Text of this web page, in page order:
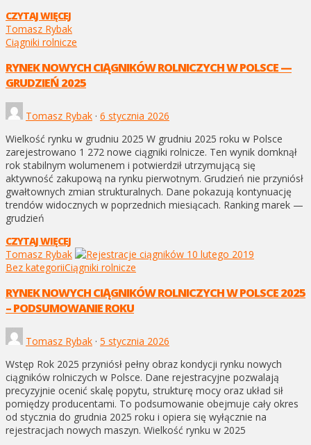
CZYTAJ WIĘCEJ
Tomasz Rybak
Ciągniki rolnicze
RYNEK NOWYCH CIĄGNIKÓW ROLNICZYCH W POLSCE —
GRUDZIEŃ 2025
Tomasz Rybak · 6 stycznia 2026
Wielkość rynku w grudniu 2025 W grudniu 2025 roku w Polsce
zarejestrowano 1 272 nowe ciągniki rolnicze. Ten wynik domknął
rok stabilnym wolumenem i potwierdził utrzymującą się
aktywność zakupową na rynku pierwotnym. Grudzień nie przyniósł
gwałtownych zmian strukturalnych. Dane pokazują kontynuację
trendów widocznych w poprzednich miesiącach. Ranking marek —
grudzień
CZYTAJ WIĘCEJ
Tomasz Rybak
Bez kategoriiCiągniki rolnicze
RYNEK NOWYCH CIĄGNIKÓW ROLNICZYCH W POLSCE 2025
– PODSUMOWANIE ROKU
Tomasz Rybak · 5 stycznia 2026
Wstęp Rok 2025 przyniósł pełny obraz kondycji rynku nowych
ciągników rolniczych w Polsce. Dane rejestracyjne pozwalają
precyzyjnie ocenić skalę popytu, strukturę mocy oraz układ sił
pomiędzy producentami. To podsumowanie obejmuje cały okres
od stycznia do grudnia 2025 roku i opiera się wyłącznie na
rejestracjach nowych maszyn. Wielkość rynku w 2025